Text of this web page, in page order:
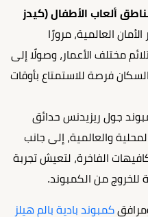
ألعاب الأطفال (كيدز
العالمية، مرورًا
مختلف الأعمار، وصولًا إلى
فرصة للاستمتاع بأوقات
جول ريزيدنس حدائق
والعالمية، إلى جانب
الفاخرة، لتعيش تجربة
للخروج من الكمبوند.
كمبوند بادية بالم هيلز